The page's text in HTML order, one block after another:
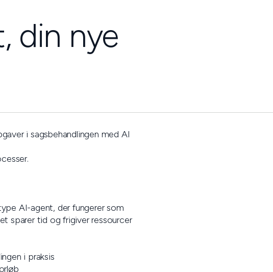
din nye
i sagsbehandlingen med AI
AI-agent, der fungerer som
sparer tid og frigiver ressourcer
i praksis